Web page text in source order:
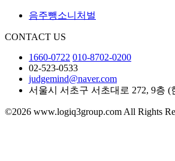
음주뺑소니처벌
CONTACT US
1660-0722 010-8702-0200
02-523-0533
judgemind@naver.com
서울시 서초구 서초대로 272, 9층
©2026 www.logiq3group.com All Rights